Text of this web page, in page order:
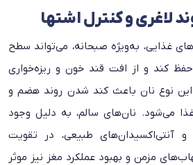
لاغری و کنترل اشتها
غذایی، به‌ویژه صبحانه، می‌تواند سطح
حفظ کند و از افت قند خون و ریزه‌خواری
این نوع نان باعث کند شدن روند هضم و
می‌شود. نان‌های سالم، به دلیل وجود
و آنتی‌اکسیدان‌های طبیعی، در تقویت
مزمن و بهبود عملکرد مغز نیز موثر